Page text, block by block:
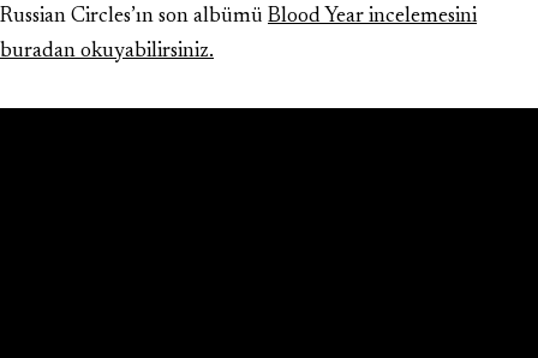
Russian Circles’ın son albümü Blood Year incelemesini
buradan okuyabilirsiniz.